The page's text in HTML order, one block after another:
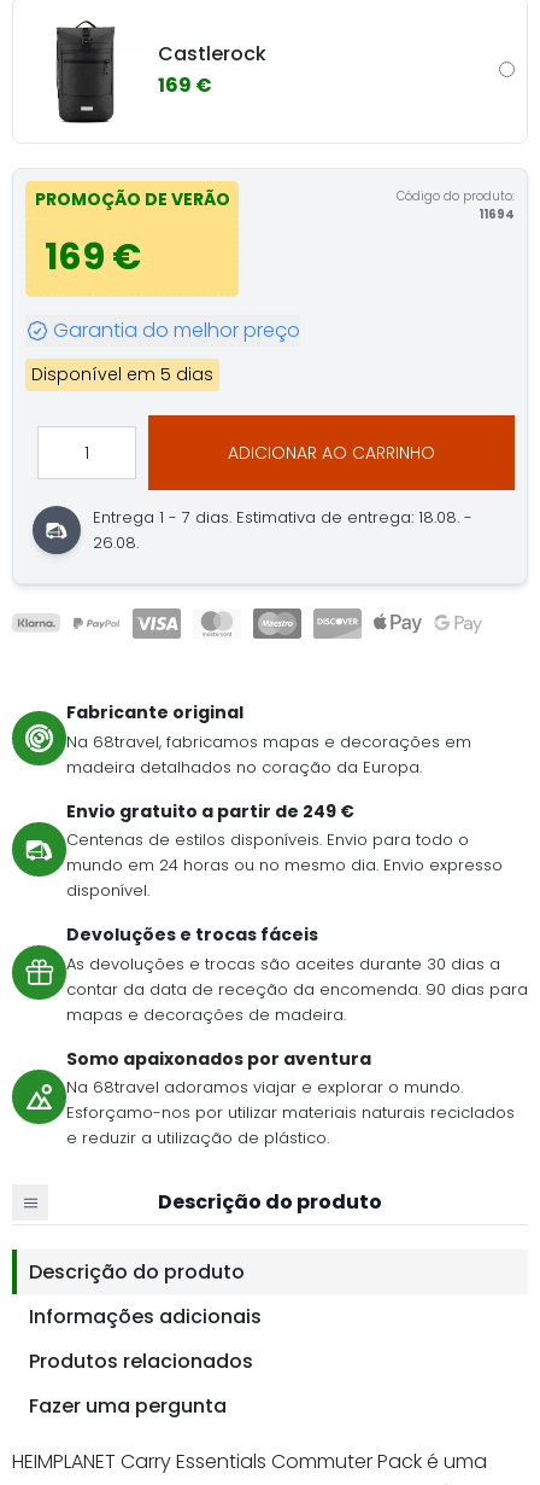
Castlerock
169 €
PROMOÇÃO DE VERÃO
169 €
Código do produto:
11694
Garantia do melhor preço
Disponível em 5 dias
ADICIONAR AO CARRINHO
Entrega 1 - 7 dias. Estimativa de entrega: 18.08. -
26.08.
Fabricante original
Na 68travel, fabricamos mapas e decorações em
madeira detalhados no coração da Europa.
Envio gratuito a partir de 249 €
Centenas de estilos disponíveis. Envio para todo o
mundo em 24 horas ou no mesmo dia. Envio expresso
disponível.
Devoluções e trocas fáceis
As devoluções e trocas são aceites durante 30 dias a
contar da data de receção da encomenda. 90 dias para
mapas e decorações de madeira.
Somo apaixonados por aventura
Na 68travel adoramos viajar e explorar o mundo.
Esforçamo-nos por utilizar materiais naturais reciclados
e reduzir a utilização de plástico.
Descrição do produto
Descrição do produto
Informações adicionais
Produtos relacionados
Fazer uma pergunta
HEIMPLANET Carry Essentials Commuter Pack é uma